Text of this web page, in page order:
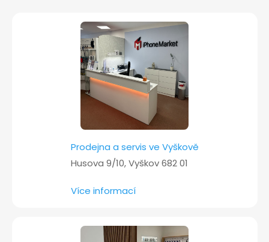
Prodejna a servis ve Vyškově
Husova 9/10, Vyškov 682 01
Více informací